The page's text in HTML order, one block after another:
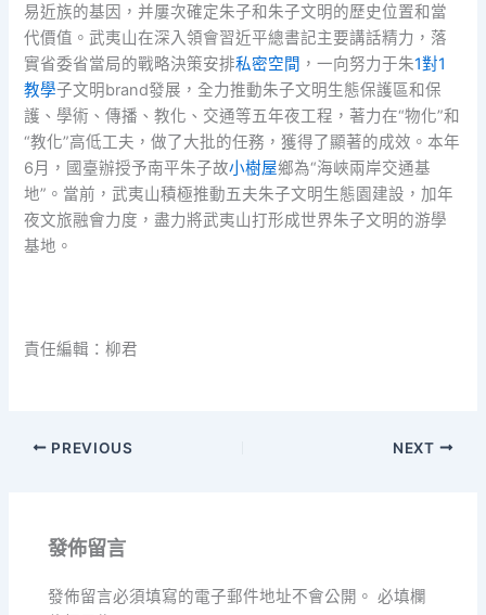
易近族的基因，并屢次確定朱子和朱子文明的歷史位置和當
代價值。武夷山在深入領會習近平總書記主要講話精力，落
實省委省當局的戰略決策安排私密空間 ，一向努力于朱1對1
教學子文明brand發展，全力推動朱子文明生態保護區和保
護、學術、傳播、教化、交通等五年夜工程，著力在“物化”和
“教化”高低工夫，做了大批的任務，獲得了顯著的成效。本年
6月，國臺辦授予南平朱子故小樹屋鄉為“海峽兩岸交通基
地”。當前，武夷山積極推動五夫朱子文明生態園建設，加年
夜文旅融會力度，盡力將武夷山打形成世界朱子文明的游學
基地。
責任編輯：柳君
PREVIOUS NEXT
發佈留言
發佈留言必須填寫的電子郵件地址不會公開。 必填欄